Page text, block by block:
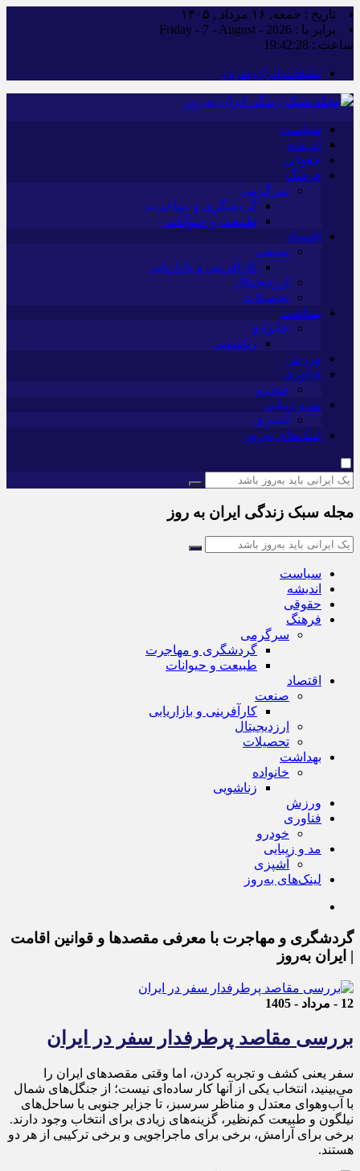
تاریخ : جمعه, ۱۶ مرداد , ۱۴۰۵
برابر با : Friday - 7 - August - 2026
ساعت : 19:42:28
تبلیغات ایران به‌روز
سیاست
اندیشه
حقوقی
فرهنگ
سرگرمی
گردشگری و مهاجرت
طبیعت و حیوانات
اقتصاد
صنعت
کارآفرینی و بازاریابی
ارزدیجیتال
تحصیلات
بهداشت
خانواده
زناشویی
ورزش
فناوری
خودرو
مد و زیبایی
آشپزی
لینک‌های به‌روز
مجله سبک زندگی ایران به روز
سیاست
اندیشه
حقوقی
فرهنگ
سرگرمی
گردشگری و مهاجرت
طبیعت و حیوانات
اقتصاد
صنعت
کارآفرینی و بازاریابی
ارزدیجیتال
تحصیلات
بهداشت
خانواده
زناشویی
ورزش
فناوری
خودرو
مد و زیبایی
آشپزی
لینک‌های به‌روز
گردشگری و مهاجرت با معرفی مقصدها و قوانین اقامت
| ایران به‌روز
12 - مرداد - 1405
بررسی مقاصد پرطرفدار سفر در ایران
سفر یعنی کشف و تجربه کردن، اما وقتی مقصدهای ایران را
می‌بینید، انتخاب یکی از آنها کار ساده‌ای نیست؛ از جنگل‌های شمال
با آب‌وهوای معتدل و مناظر سرسبز، تا جزایر جنوبی با ساحل‌های
نیلگون و طبیعت کم‌نظیر، گزینه‌های زیادی برای انتخاب وجود دارند.
برخی برای آرامش، برخی برای ماجراجویی و برخی ترکیبی از هر دو
هستند.